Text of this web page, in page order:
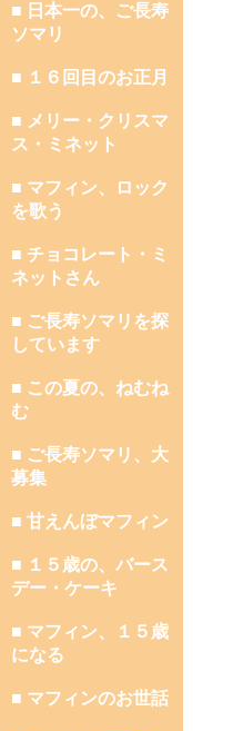
■ 日本一の、ご長寿
ソマリ
■ １６回目のお正月
■ メリー・クリスマ
ス・ミネット
■ マフィン、ロック
を歌う
■ チョコレート・ミ
ネットさん
■ ご長寿ソマリを探
しています
■ この夏の、ねむね
む
■ ご長寿ソマリ、大
募集
■ 甘えんぼマフィン
■ １５歳の、バース
デー・ケーキ
■ マフィン、１５歳
になる
■ マフィンのお世話